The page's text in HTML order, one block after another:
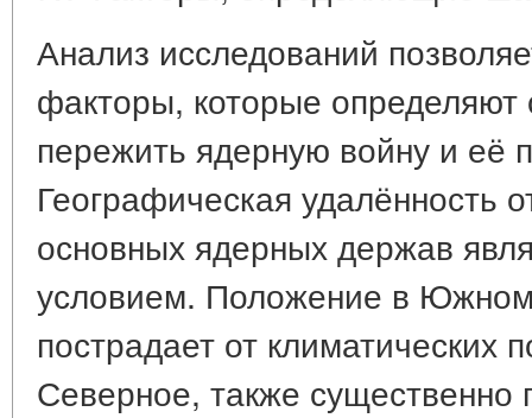
Анализ исследований
факторы, которые определяют
пережить ядерную войну и её
Географическая удалённость
основных ядерных держав
условием. Положение в
пострадает от климатических
Северное, также